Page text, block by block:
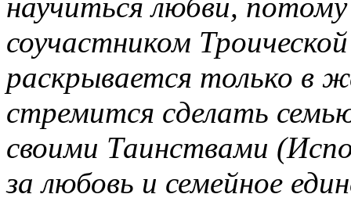
соучастником
раскрывается только в
стремится сделать
своими Таинствами
за любовь и семейное